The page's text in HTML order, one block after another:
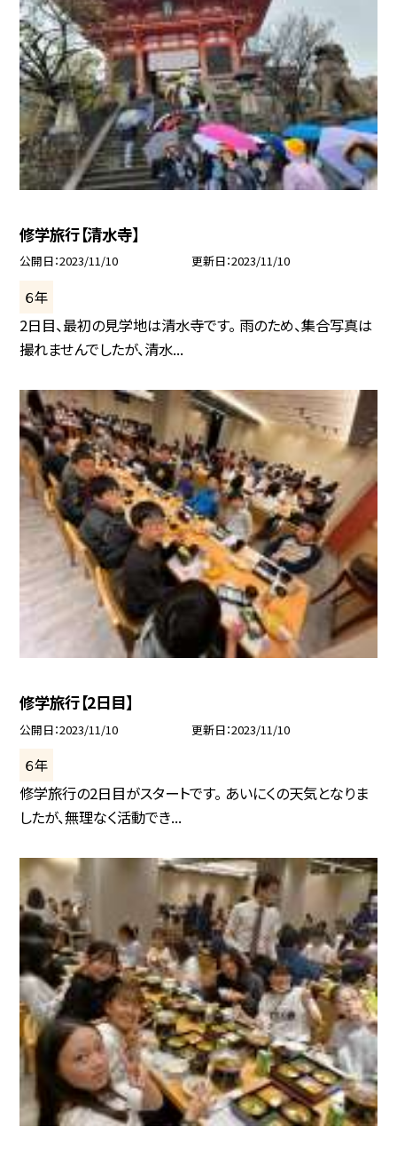
修学旅行【清水寺】
公開日 2023/11/10 更新日 2023/11/10
６年
2日目、最初の見学地は清水寺です。 雨のため、集合写真は
撮れませんでしたが、清水...
修学旅行【2日目】
公開日 2023/11/10 更新日 2023/11/10
６年
修学旅行の2日目がスタートです。 あいにくの天気となりま
したが、無理なく活動でき...